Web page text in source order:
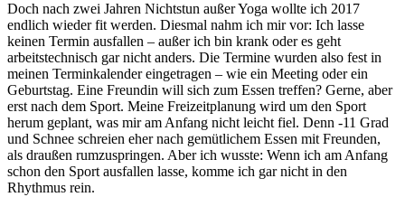
Doch nach zwei Jahren Nichtstun außer Yoga wollte ich 2017
endlich wieder fit werden. Diesmal nahm ich mir vor: Ich lasse
keinen Termin ausfallen – außer ich bin krank oder es geht
arbeitstechnisch gar nicht anders. Die Termine wurden also fest in
meinen Terminkalender eingetragen – wie ein Meeting oder ein
Geburtstag. Eine Freundin will sich zum Essen treffen? Gerne, aber
erst nach dem Sport. Meine Freizeitplanung wird um den Sport
herum geplant, was mir am Anfang nicht leicht fiel. Denn -11 Grad
und Schnee schreien eher nach gemütlichem Essen mit Freunden,
als draußen rumzuspringen. Aber ich wusste: Wenn ich am Anfang
schon den Sport ausfallen lasse, komme ich gar nicht in den
Rhythmus rein.